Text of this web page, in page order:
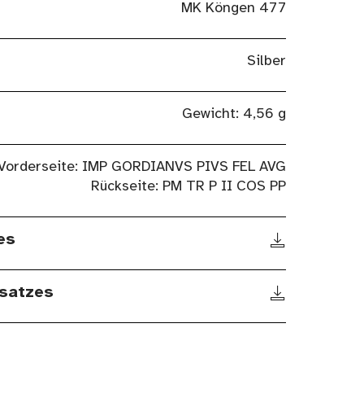
MK Köngen 477
Silber
Gewicht: 4,56 g
IMP GORDIANVS PIVS FEL AVG
Rückseite: PM TR P II COS PP